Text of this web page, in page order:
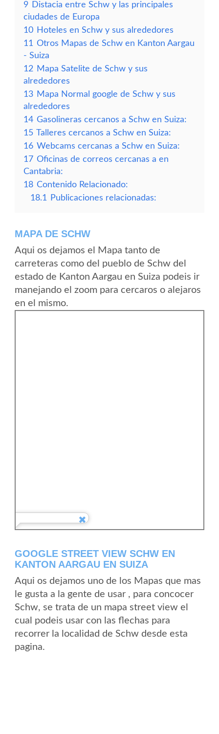
9 Distacia entre Schw y las principales
ciudades de Europa
10 Hoteles en Schw y sus alrededores
11 Otros Mapas de Schw en Kanton Aargau
- Suiza
12 Mapa Satelite de Schw y sus
alrededores
13 Mapa Normal google de Schw y sus
alrededores
14 Gasolineras cercanos a Schw en Suiza:
15 Talleres cercanos a Schw en Suiza:
16 Webcams cercanas a Schw en Suiza:
17 Oficinas de correos cercanas a en
Cantabria:
18 Contenido Relacionado:
18.1
Publicaciones relacionadas:
MAPA DE SCHW
Aqui os dejamos el Mapa tanto de
carreteras como del pueblo de Schw del
estado de Kanton Aargau en Suiza podeis ir
manejando el zoom para cercaros o alejaros
en el mismo.
GOOGLE STREET VIEW SCHW EN
KANTON AARGAU EN SUIZA
Aqui os dejamos uno de los Mapas que mas
le gusta a la gente de usar , para concocer
Schw, se trata de un mapa street view el
cual podeis usar con las flechas para
recorrer la localidad de Schw desde esta
pagina.